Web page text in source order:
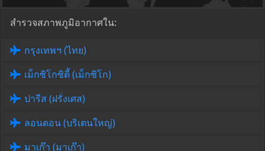
สำรวจสภาพภูมิอากาศใน:
กรุงเทพฯ (ไทย)
เม็กซิโกซิตี้ (เม็กซิโก)
ปารีส (ฝรั่งเศส)
ลอนดอน (บริเตนใหญ่)
มาเก๊า (มาเก๊า)